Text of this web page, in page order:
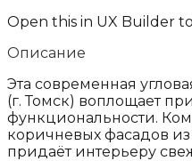
Open this in UX Builder
Описание
Эта современная
(г. Томск) воплощает
функциональности.
коричневых фасадов
придаёт интерьеру